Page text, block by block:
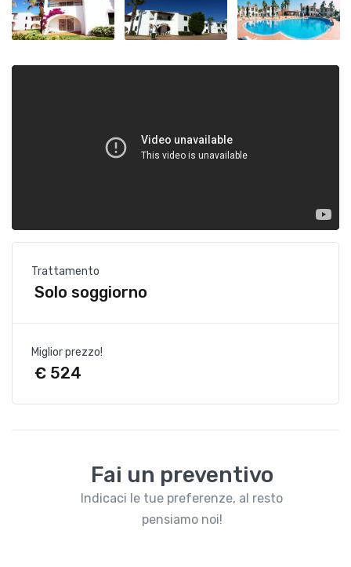
Trattamento
Solo soggiorno
Miglior prezzo!
€ 524
Fai un preventivo
Indicaci le tue preferenze, al resto
pensiamo noi!